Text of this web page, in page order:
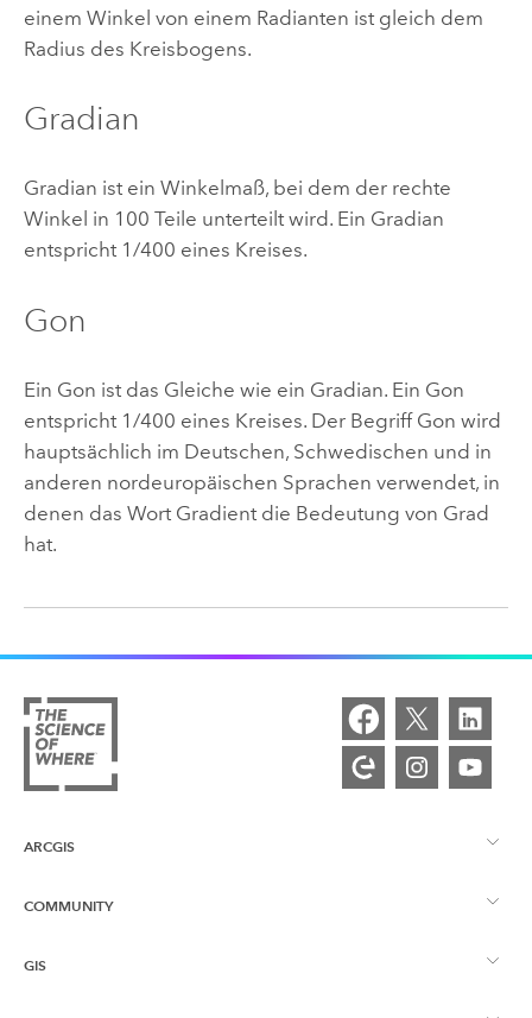
einem Winkel von einem Radianten ist gleich dem
Radius des Kreisbogens.
Gradian
Gradian ist ein Winkelmaß, bei dem der rechte
Winkel in 100 Teile unterteilt wird. Ein Gradian
entspricht 1/400 eines Kreises.
Gon
Ein Gon ist das Gleiche wie ein Gradian. Ein Gon
entspricht 1/400 eines Kreises. Der Begriff Gon wird
hauptsächlich im Deutschen, Schwedischen und in
anderen nordeuropäischen Sprachen verwendet, in
denen das Wort Gradient die Bedeutung von Grad
hat.
ARCGIS
ArcGIS – Überblick
COMMUNITY
Esri Community
GIS